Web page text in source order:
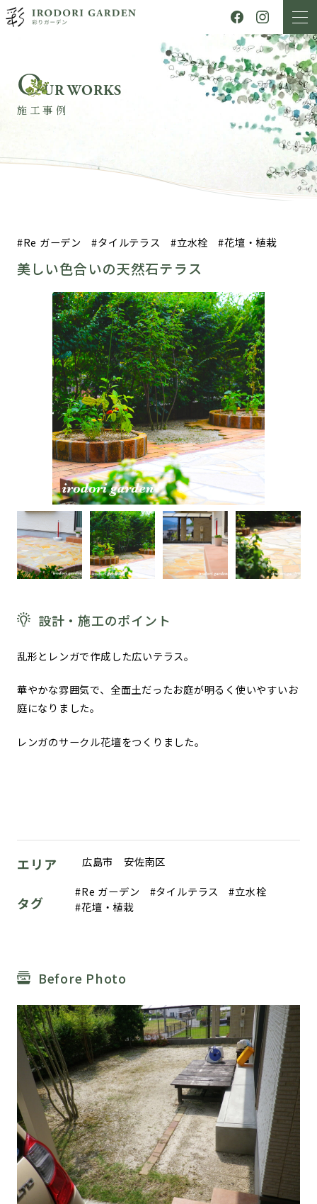
OUR WORKS
施工事例
Re ガーデン タイルテラス 立水栓 花壇・植栽
美しい色合いの天然石テラス
設計・施工のポイント
乱形とレンガで作成した広いテラス。
華やかな雰囲気で、全面土だったお庭が明るく使いやすいお
庭になりました。
レンガのサークル花壇をつくりました。
エリア 広島市 安佐南区
タグ
Re ガーデン タイルテラス
立水栓
花壇・植栽
Before Photo